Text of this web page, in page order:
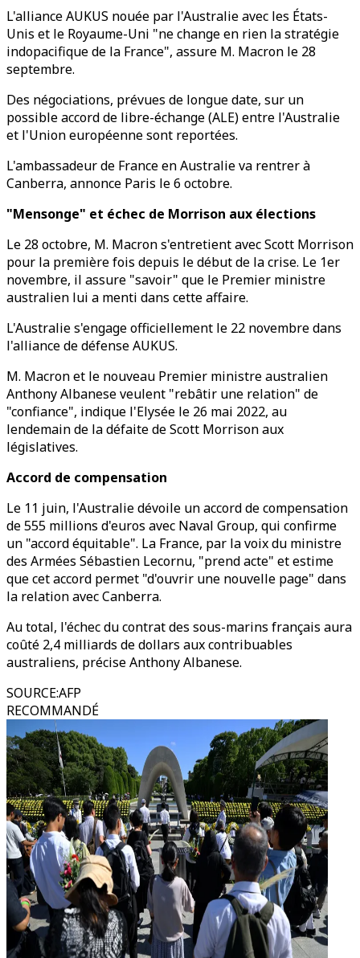
L'alliance AUKUS nouée par l'Australie avec les États-
Unis et le Royaume-Uni "ne change en rien la stratégie
indopacifique de la France", assure M. Macron le 28
septembre.
Des négociations, prévues de longue date, sur un
possible accord de libre-échange (ALE) entre l'Australie
et l'Union européenne sont reportées.
L'ambassadeur de France en Australie va rentrer à
Canberra, annonce Paris le 6 octobre.
"Mensonge" et échec de Morrison aux élections
Le 28 octobre, M. Macron s'entretient avec Scott Morrison
pour la première fois depuis le début de la crise. Le 1er
novembre, il assure "savoir" que le Premier ministre
australien lui a menti dans cette affaire.
L'Australie s'engage officiellement le 22 novembre dans
l'alliance de défense AUKUS.
M. Macron et le nouveau Premier ministre australien
Anthony Albanese veulent "rebâtir une relation" de
"confiance", indique l'Elysée le 26 mai 2022, au
lendemain de la défaite de Scott Morrison aux
législatives.
Accord de compensation
Le 11 juin, l'Australie dévoile un accord de compensation
de 555 millions d'euros avec Naval Group, qui confirme
un "accord équitable". La France, par la voix du ministre
des Armées Sébastien Lecornu, "prend acte" et estime
que cet accord permet "d'ouvrir une nouvelle page" dans
la relation avec Canberra.
Au total, l'échec du contrat des sous-marins français aura
coûté 2,4 milliards de dollars aux contribuables
australiens, précise Anthony Albanese.
SOURCE:AFP
RECOMMANDÉ